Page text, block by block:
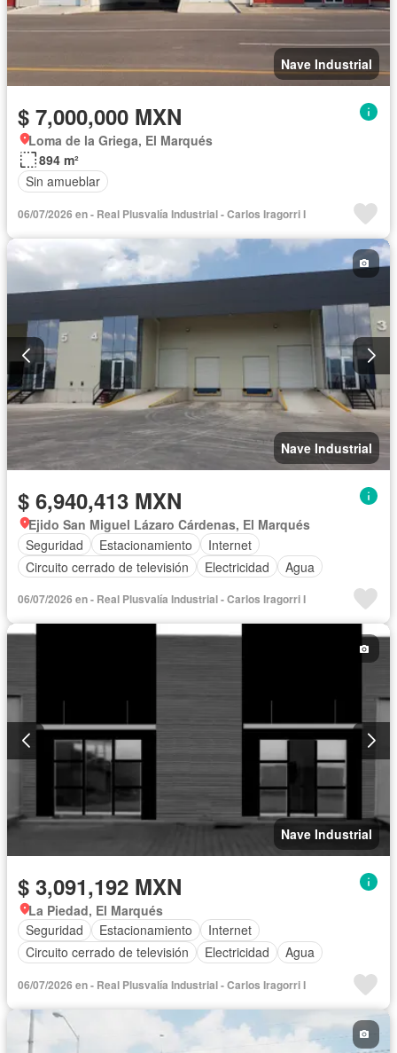
Nave Industrial
$ 7,000,000 MXN
Loma de la Griega, El Marqués
894 m²
Sin amueblar
06/07/2026 en - Real Plusvalía Industrial - Carlos Iragorri I
Nave Industrial
$ 6,940,413 MXN
Ejido San Miguel Lázaro Cárdenas, El Marqués
Seguridad
Estacionamiento
Internet
Circuito cerrado de televisión
Electricidad Agua
06/07/2026 en - Real Plusvalía Industrial - Carlos Iragorri I
Nave Industrial
$ 3,091,192 MXN
La Piedad, El Marqués
Seguridad
Estacionamiento
Internet
Circuito cerrado de televisión
Electricidad Agua
06/07/2026 en - Real Plusvalía Industrial - Carlos Iragorri I